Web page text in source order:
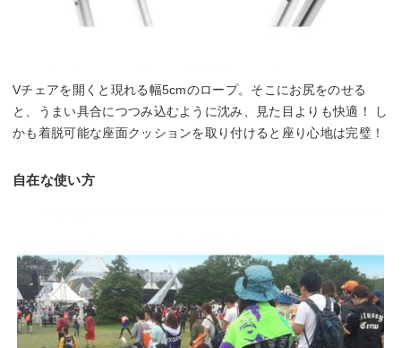
Vチェアを開くと現れる幅5cmのロープ。そこにお尻をのせる
と、うまい具合につつみ込むように沈み、見た目よりも快適！ し
かも着脱可能な座面クッションを取り付けると座り心地は完璧！
自在な使い方